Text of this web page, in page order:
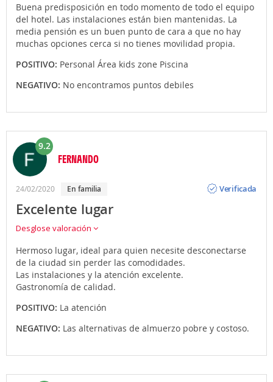
Buena predisposición en todo momento de todo el equipo
del hotel. Las instalaciones están bien mantenidas. La
media pensión es un buen punto de cara a que no hay
muchas opciones cerca si no tienes movilidad propia.
POSITIVO: Personal Área kids zone Piscina
NEGATIVO: No encontramos puntos debiles
9.2
FERNANDO
24/02/2020 en familia
Verificada
Excelente lugar
Desglose valoración
Hermoso lugar, ideal para quien necesite desconectarse
de la ciudad sin perder las comodidades.
Las instalaciones y la atención excelente.
Gastronomía de calidad.
POSITIVO: La atención
NEGATIVO: Las alternativas de almuerzo pobre y costoso.